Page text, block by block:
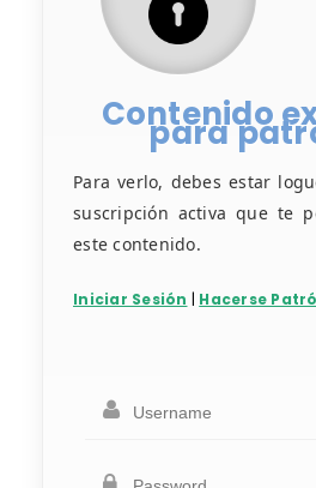
Contenido
para
Para verlo, debes estar
suscripción activa que te
este contenido.
Iniciar Sesión | Hacerse